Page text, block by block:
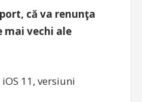
că va renunţa
mai vechi ale
11, versiuni